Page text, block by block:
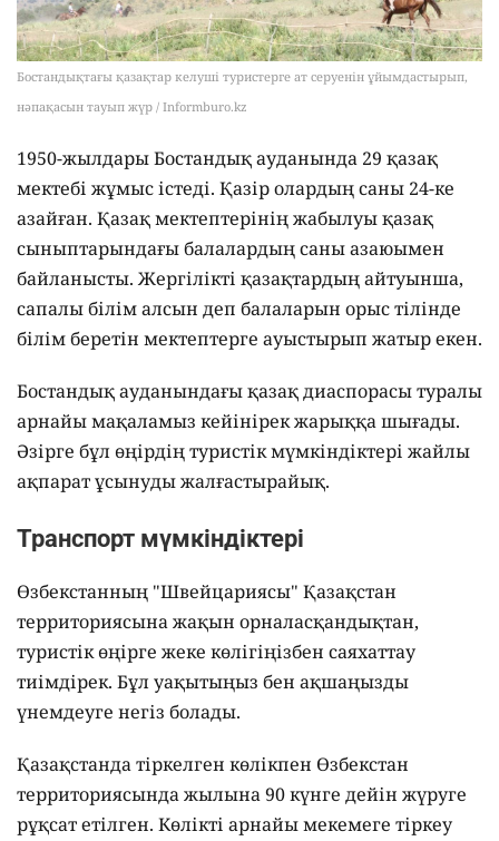
Бостандықтағы қазақтар келуші туристерге ат серуенін ұйымдастырып,
нәпақасын тауып жүр / Informburo.kz
1950-жылдары Бостандық ауданында 29 қазақ
мектебі жұмыс істеді. Қазір олардың саны 24-ке
азайған. Қазақ мектептерінің жабылуы қазақ
сыныптарындағы балалардың саны азаюымен
байланысты. Жергілікті қазақтардың айтуынша,
сапалы білім алсын деп балаларын орыс тілінде
білім беретін мектептерге ауыстырып жатыр екен.
Бостандық ауданындағы қазақ диаспорасы туралы
арнайы мақаламыз кейінірек жарыққа шығады.
Әзірге бұл өңірдің туристік мүмкіндіктері жайлы
ақпарат ұсынуды жалғастырайық.
Транспорт мүмкіндіктері
Өзбекстанның "Швейцариясы" Қазақстан
территориясына жақын орналасқандықтан,
туристік өңірге жеке көлігіңізбен саяхаттау
тиімдірек. Бұл уақытыңыз бен ақшаңызды
үнемдеуге негіз болады.
Қазақстанда тіркелген көлікпен Өзбекстан
территориясында жылына 90 күнге дейін жүруге
рұқсат етілген. Көлікті арнайы мекемеге тіркеу